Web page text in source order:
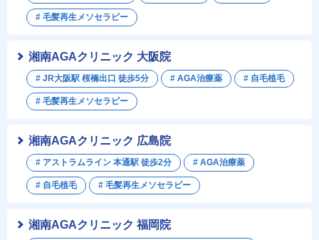
湘南AGAクリニック 大阪院
# JR大阪駅 桜橋出口 徒歩5分 # AGA治療薬 # 自毛植毛
# 毛髪再生メソセラピー
湘南AGAクリニック 福岡院
# 毛髪再生メソセラピー
湘南AGAクリニック 広島院
# アストラムライン 本通駅 徒歩2分 # AGA治療薬
# 自毛植毛 # 毛髪再生メソセラピー